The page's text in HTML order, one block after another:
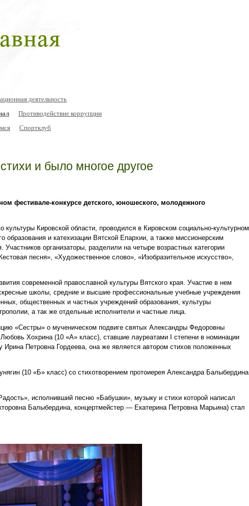
деятельность
Противодействие коррупции
Спортклуб
и было многое другое
фестивале-конкурсе детского, юношеского, молодежного
Кировской области, проводился в Кировском социально-культурном
и катехизации Вятской Епархии, а также миссионерским
организаторы, разделили на четыре возрастных категории
песня», «Художественное слово», «Изобразительное искусство»,
современной православной культуры Вятского края. Участие в нем
школы, средние и высшие профессиональные учебные учреждения
общественных и частных учреждений образования, культуры
а так же отдельные исполнители и частные лица.
«Сестры» о мученическом подвиге святых Александры Федоровны
Хохрина (10 «А» класс), ставшие лауреатами I степени в номинации
Петровна Гордеева, она же является автором стихов положенных
(10 «Б» класс) со стихотворением протоиерея Александра Балыбердина
исполнивший песню «Бабушки», музыку и стихи которой написал
Балыбердина, концертмейстер — Екатерина Петровна Марьина) стал